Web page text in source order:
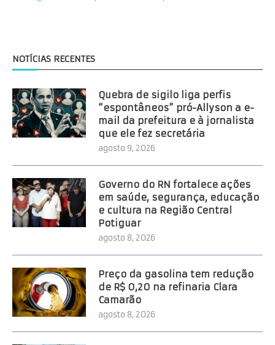
NOTÍCIAS RECENTES
Quebra de sigilo liga perfis
“espontâneos” pró-Allyson a e-
mail da prefeitura e à jornalista
que ele fez secretária
agosto 9, 2026
Governo do RN fortalece ações
em saúde, segurança, educação
e cultura na Região Central
Potiguar
agosto 8, 2026
Preço da gasolina tem redução
de R$ 0,20 na refinaria Clara
Camarão
agosto 8, 2026